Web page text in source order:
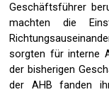
Geschäftsführer
machten die
sorgten für interne
der bisherigen
der AHB fanden